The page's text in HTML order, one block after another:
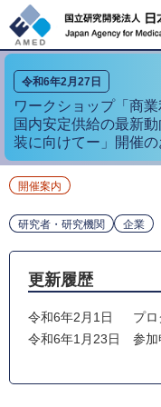
令和6年2月27日
ワークショップ「商
国内安定供給の最新
装に向けてー」開催
開催案内
研究者・研究機関 企業
更新履歴
令和6年2月1日 プロ
令和6年1月23日 参加